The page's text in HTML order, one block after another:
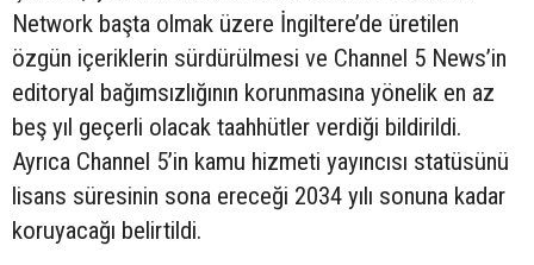
Network başta olmak üzere İngiltere’de üretilen
özgün içeriklerin sürdürülmesi ve Channel 5 News’in
editoryal bağımsızlığının korunmasına yönelik en az
beş yıl geçerli olacak taahhütler verdiği bildirildi.
Ayrıca Channel 5’in kamu hizmeti yayıncısı statüsünü
lisans süresinin sona ereceği 2034 yılı sonuna kadar
koruyacağı belirtildi.